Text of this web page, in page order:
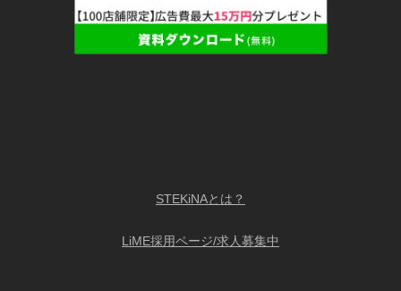
STEKiNAとは？
LiME採用ページ/求人募集中